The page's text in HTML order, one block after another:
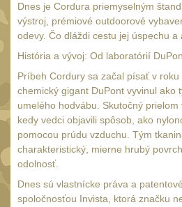
.30 .308 (7.62mm) 10
12GA, 20GA 14
.40 .4111
.44 .4512
.357 .38 (9mm) 12
1911
Náradie a nástroje 33
AK479
Dnes je Cordura priemyselným
výstroj, prémiové outdoorové
odevy. Čo dláždi cestu jej úspechu
História a vývoj: Od laboratórií
Príbeh Cordury sa začal písať v
chemický gigant DuPont vyvinul ako
umelého hodvábu. Skutočný prielom
kedy vedci objavili spôsob, ako
pomocou prúdu vzduchu. Tým
charakteristický, mierne hrubý
odolnosť.
Dnes sú vlastnícke práva a
spoločnosťou Invista, ktorá značku